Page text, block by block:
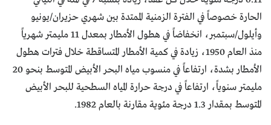
الحارة خصوصاً في الفترة الزمنية الممتدة بين شهري حزيران/يونيو
وأيلول/سبتمبر، انخفاضاً في هطول الأمطار بمعدل 11 مليمتر شهرياً
منذ العام 1950، زيادة في كمية الأمطار المتساقطة خلال فترات هطول
الأمطار بشدة، ارتفاعاً في منسوب مياه البحر الأبيض المتوسط بنحو 20
مليمتر سنوياً، ارتفاعاً في درجة حرارة المياه السطحية للبحر الأبيض
المتوسط بمقدار 1.3 درجة مئوية مقارنة بالعام 1982.